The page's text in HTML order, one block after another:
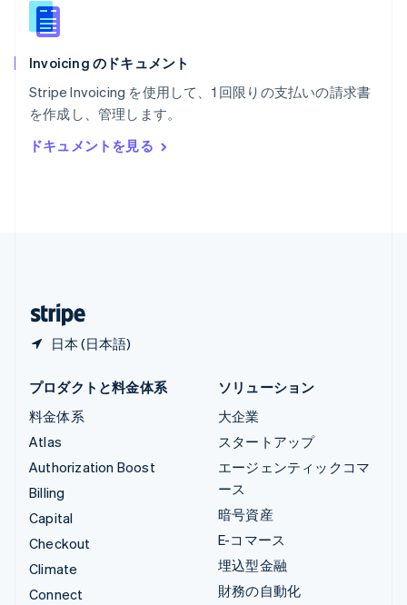
Invoicing のドキュメント
Stripe Invoicing を使用して、1 回限りの支払いの請求書
を作成し、管理します。
ドキュメントを見る
日本 (日本語)
Español
ラトビア
リトアニア
リヒテンシュタイン
Deutsch English
ルーマニア
English
プロダクトと料金体系
料金体系
Atlas
Authorization Boost
Billing
Capital
Checkout
Climate
Connect
ソリューション
大企業
スタートアップ
エージェンティックコマ
ース
暗号資産
E-コマース
埋込型金融
財務の自動化